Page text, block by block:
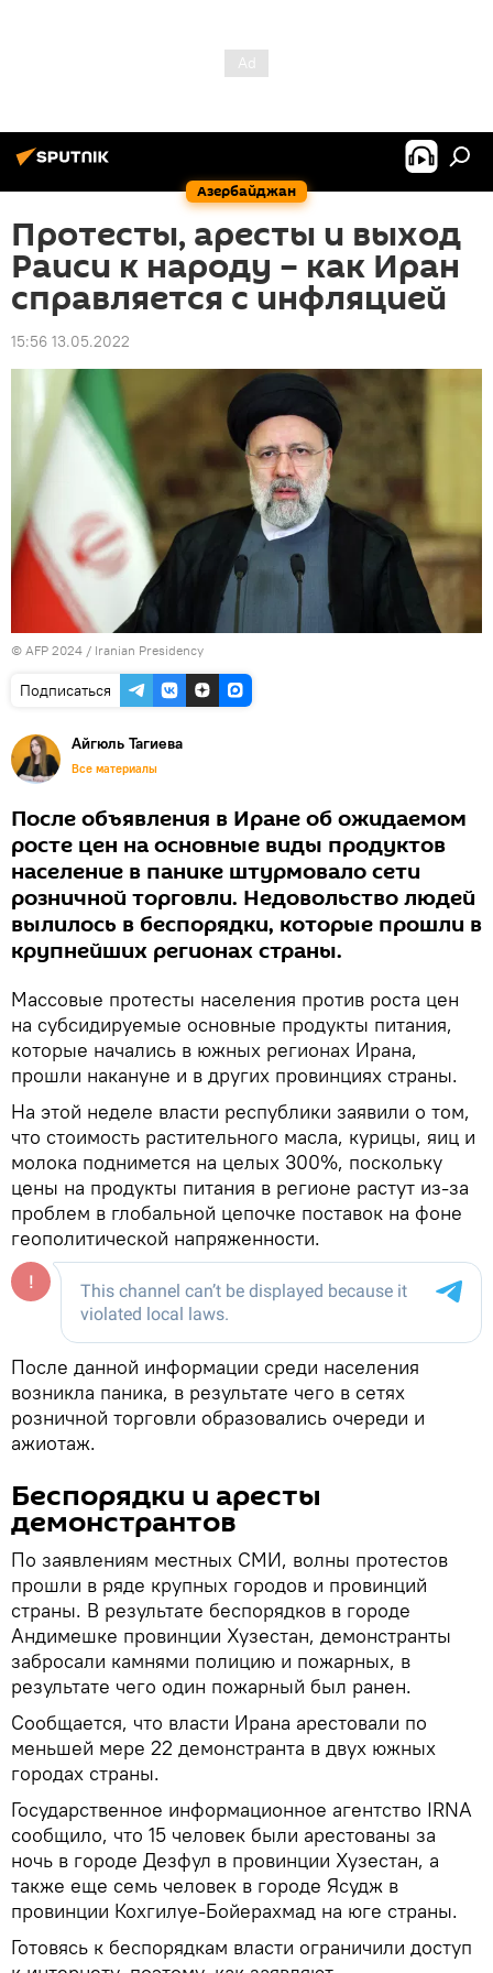
Азербайджан
Протесты, аресты и выход
Раиси к народу – как Иран
справляется с инфляцией
15:56 13.05.2022
© AFP 2024 / Iranian Presidency
Подписаться
Айгюль Тагиева
Все материалы
После объявления в Иране об ожидаемом
росте цен на основные виды продуктов
население в панике штурмовало сети
розничной торговли. Недовольство людей
вылилось в беспорядки, которые прошли в
крупнейших регионах страны.
Массовые протесты населения против роста цен
на субсидируемые основные продукты питания,
которые начались в южных регионах Ирана,
прошли накануне и в других провинциях страны.
На этой неделе власти республики заявили о том,
что стоимость растительного масла, курицы, яиц и
молока поднимется на целых 300%, поскольку
цены на продукты питания в регионе растут из-за
проблем в глобальной цепочке поставок на фоне
геополитической напряженности.
После данной информации среди населения
возникла паника, в результате чего в сетях
розничной торговли образовались очереди и
ажиотаж.
Беспорядки и аресты
демонстрантов
По заявлениям местных СМИ, волны протестов
прошли в ряде крупных городов и провинций
страны. В результате беспорядков в городе
Андимешке провинции Хузестан, демонстранты
забросали камнями полицию и пожарных, в
результате чего один пожарный был ранен.
Сообщается, что власти Ирана арестовали по
меньшей мере 22 демонстранта в двух южных
городах страны.
Государственное информационное агентство IRNA
сообщило, что 15 человек были арестованы за
ночь в городе Дезфул в провинции Хузестан, а
также еще семь человек в городе Ясудж в
провинции Кохгилуе-Бойерахмад на юге страны.
Готовясь к беспорядкам власти ограничили доступ